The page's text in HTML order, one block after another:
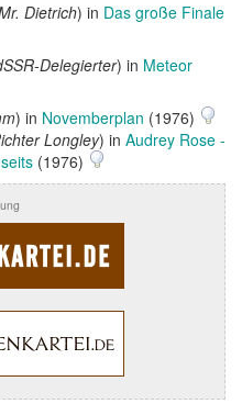
Dietrich) in Das große Finale
Delegierter) in Meteor
) in Novemberplan (1976)
Longley) in Audrey Rose -
(1976)